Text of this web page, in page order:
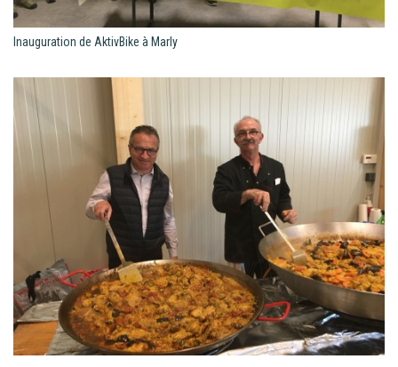
Inauguration de AktivBike à Marly